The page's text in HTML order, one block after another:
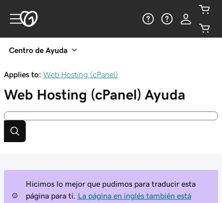
Centro de Ayuda
Applies to: Web Hosting (cPanel)
Web Hosting (cPanel) Ayuda
Hicimos lo mejor que pudimos para traducir esta
página para ti.
La página en inglés también está